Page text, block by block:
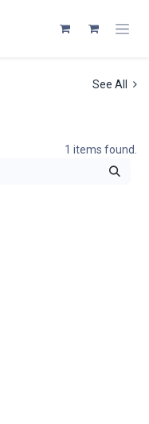
See All
1 items found.